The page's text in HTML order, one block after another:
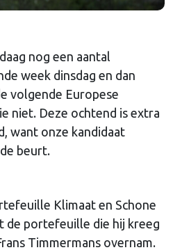
nog een aantal
week dinsdag en dan
volgende Europese
niet. Deze ochtend is extra
want onze kandidaat
beurt.
Klimaat en Schone
de portefeuille die hij kreeg
Timmermans overnam.